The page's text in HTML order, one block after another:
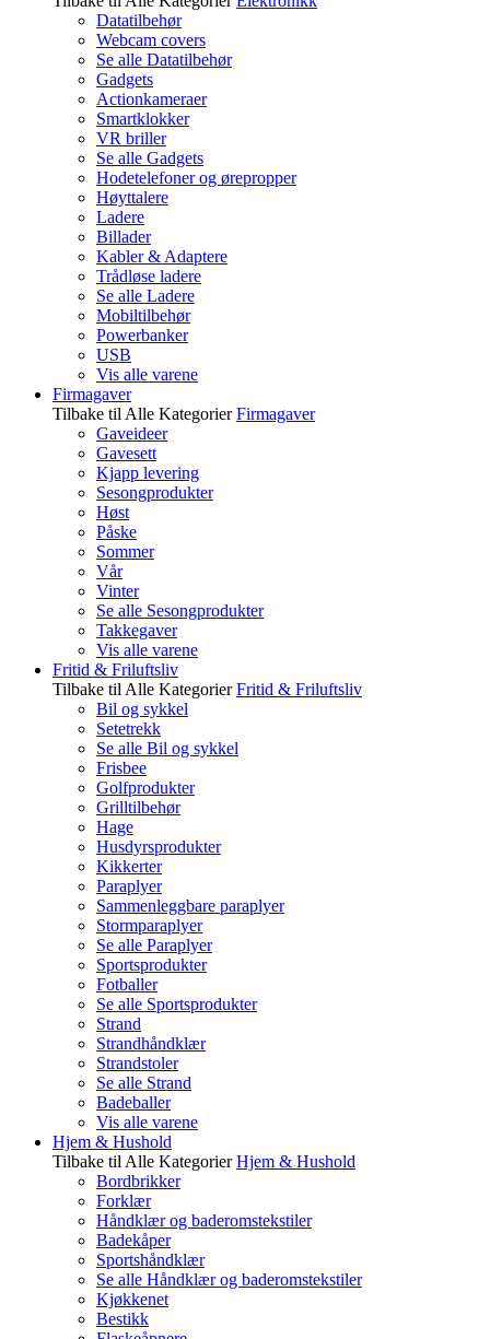
Datatilbehør
Webcam covers
Se alle Datatilbehør
Gadgets
Actionkameraer
Smartklokker
VR briller
Se alle Gadgets
Hodetelefoner og ørepropper
Høyttalere
Ladere
Billader
Kabler & Adaptere
Trådløse ladere
Se alle Ladere
Mobiltilbehør
Powerbanker
USB
Vis alle varene
Firmagaver
Tilbake til Alle Kategorier Firmagaver
Gaveideer
Gavesett
Kjapp levering
Sesongprodukter
Høst
Påske
Sommer
Vår
Vinter
Se alle Sesongprodukter
Takkegaver
Vis alle varene
Fritid & Friluftsliv
Tilbake til Alle Kategorier Fritid & Friluftsliv
Bil og sykkel
Setetrekk
Se alle Bil og sykkel
Frisbee
Golfprodukter
Grilltilbehør
Hage
Husdyrsprodukter
Kikkerter
Paraplyer
Sammenleggbare paraplyer
Stormparaplyer
Se alle Paraplyer
Sportsprodukter
Fotballer
Se alle Sportsprodukter
Strand
Strandhåndklær
Strandstoler
Se alle Strand
Badeballer
Vis alle varene
Hjem & Hushold
Tilbake til Alle Kategorier Hjem & Hushold
Bordbrikker
Forklær
Håndklær og baderomstekstiler
Badekåper
Sportshåndklær
Se alle Håndklær og baderomstekstiler
Kjøkkenet
Bestikk